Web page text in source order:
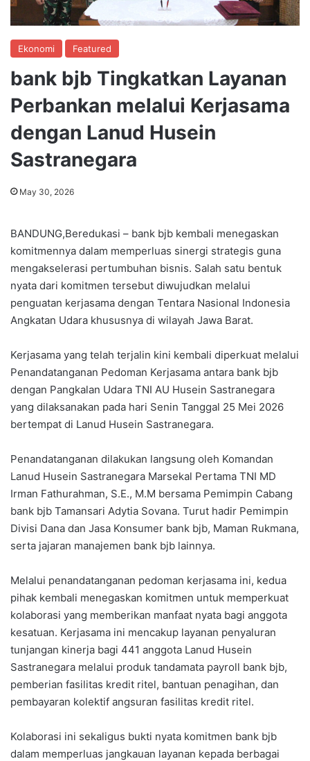
Ekonomi Featured
bank bjb Tingkatkan Layanan
Perbankan melalui Kerjasama
dengan Lanud Husein
Sastranegara
May 30, 2026
BANDUNG,Beredukasi – bank bjb kembali menegaskan
komitmennya dalam memperluas sinergi strategis guna
mengakselerasi pertumbuhan bisnis. Salah satu bentuk
nyata dari komitmen tersebut diwujudkan melalui
penguatan kerjasama dengan Tentara Nasional Indonesia
Angkatan Udara khususnya di wilayah Jawa Barat.
Kerjasama yang telah terjalin kini kembali diperkuat melalui
Penandatanganan Pedoman Kerjasama antara bank bjb
dengan Pangkalan Udara TNI AU Husein Sastranegara
yang dilaksanakan pada hari Senin Tanggal 25 Mei 2026
bertempat di Lanud Husein Sastranegara.
Penandatanganan dilakukan langsung oleh Komandan
Lanud Husein Sastranegara Marsekal Pertama TNI MD
Irman Fathurahman, S.E., M.M bersama Pemimpin Cabang
bank bjb Tamansari Adytia Sovana. Turut hadir Pemimpin
Divisi Dana dan Jasa Konsumer bank bjb, Maman Rukmana,
serta jajaran manajemen bank bjb lainnya.
Melalui penandatanganan pedoman kerjasama ini, kedua
pihak kembali menegaskan komitmen untuk memperkuat
kolaborasi yang memberikan manfaat nyata bagi anggota
kesatuan. Kerjasama ini mencakup layanan penyaluran
tunjangan kinerja bagi 441 anggota Lanud Husein
Sastranegara melalui produk tandamata payroll bank bjb,
pemberian fasilitas kredit ritel, bantuan penagihan, dan
pembayaran kolektif angsuran fasilitas kredit ritel.
Kolaborasi ini sekaligus bukti nyata komitmen bank bjb
dalam memperluas jangkauan layanan kepada berbagai